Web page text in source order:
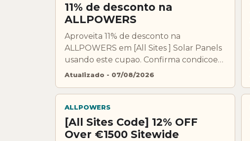
11% de desconto na
ALLPOWERS
Aproveita 11% de desconto na
ALLPOWERS em [All Sites ] Solar Panels
usando este cupao. Confirma condicoes,
exclusoes e validade antes de pagar.
Atualizado - 07/08/2026
ALLPOWERS
[All Sites Code] 12% OFF
Over €1500 Sitewide